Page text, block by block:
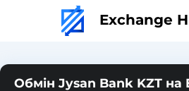
Exchange
Обмін Jysan Bank KZT на